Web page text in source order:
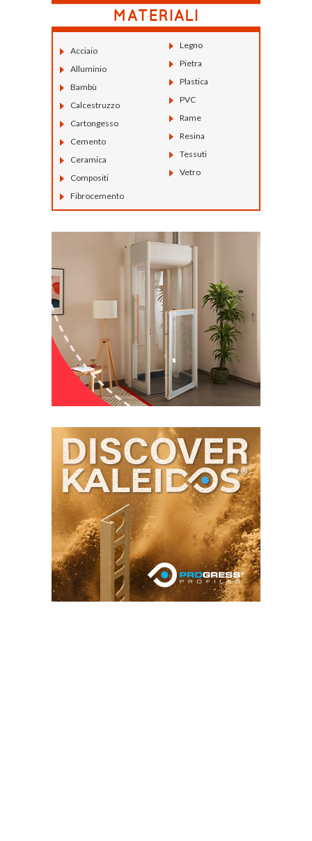
Acciaio
Alluminio
Bambù
Calcestruzzo
Cartongesso
Cemento
Ceramica
Compositi
Fibrocemento
Legno
Pietra
Plastica
PVC
Rame
Resina
Tessuti
Vetro